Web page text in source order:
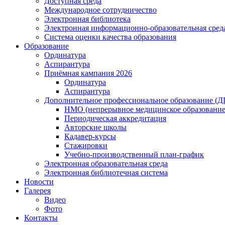
Международное сотрудничество
Электронная библиотека
Электронная информационно-образовательная
Система оценки качества образования
Образование
Ординатура
Аспирантура
Приёмная кампания 2026
Ординатура
Аспирантура
Дополнительное профессиональное образование
НМО (непрерывное медицинское
Периодическая аккредитация
Авторские школы
Кадавер-курсы
Стажировки
Учебно-производственный план-график
Электронная образовательная среда
Электронная библиотечная система
Новости
Галерея
Видео
Фото
Контакты